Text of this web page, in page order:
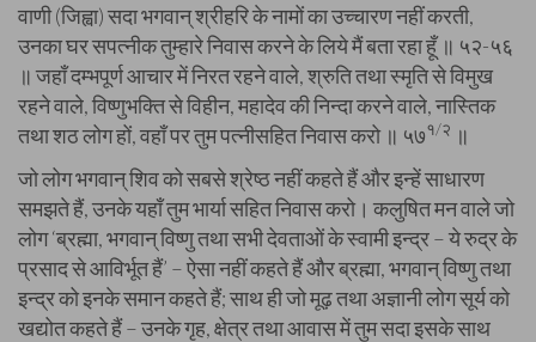
वाणी (जिह्वा) सदा भगवान् श्रीहरि के नामों का उच्चारण नहीं करती,
उनका घर सपत्नीक तुम्हारे निवास करने के लिये मैं बता रहा हूँ ॥ ५२-५६
॥ जहाँ दम्भपूर्ण आचार में निरत रहने वाले, श्रुति तथा स्मृति से विमुख
रहने वाले, विष्णुभक्ति से विहीन, महादेव की निन्दा करने वाले, नास्तिक
तथा शठ लोग हों, वहाँ पर तुम पत्नीसहित निवास करो ॥ ५७१/२ ॥
जो लोग भगवान् शिव को सबसे श्रेष्ठ नहीं कहते हैं और इन्हें साधारण
समझते हैं, उनके यहाँ तुम भार्या सहित निवास करो। कलुषित मन वाले जो
लोग ‘ब्रह्मा, भगवान् विष्णु तथा सभी देवताओं के स्वामी इन्द्र – ये रुद्र के
प्रसाद से आविर्भूत हैं’ – ऐसा नहीं कहते हैं और ब्रह्मा, भगवान् विष्णु तथा
इन्द्र को इनके समान कहते हैं; साथ ही जो मूढ़ तथा अज्ञानी लोग सूर्य को
खद्योत कहते हैं – उनके गृह, क्षेत्र तथा आवास में तुम सदा इसके साथ